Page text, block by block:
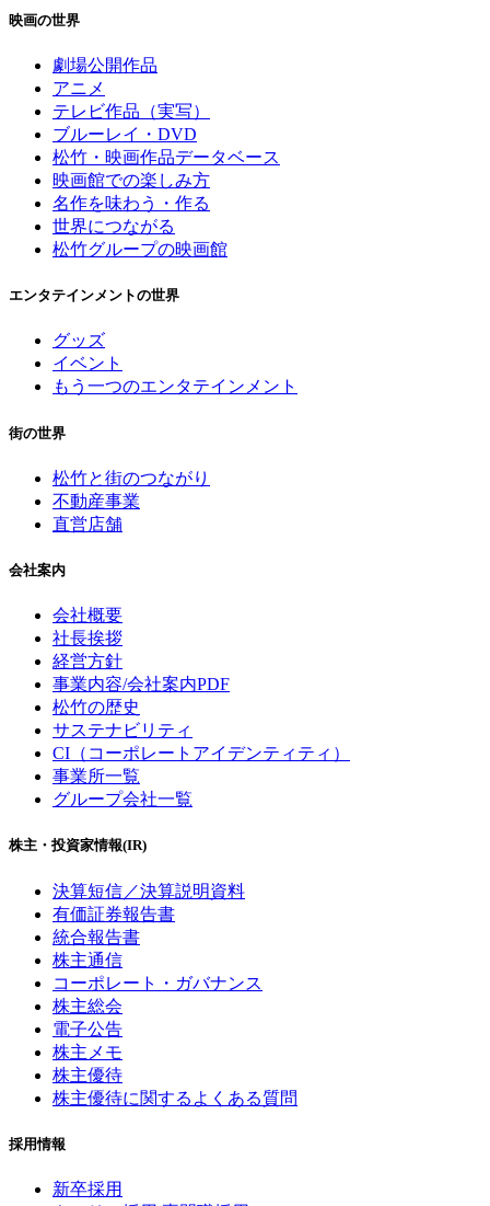
映画の世界
劇場公開作品
アニメ
テレビ作品（実写）
ブルーレイ・DVD
松竹・映画作品データベース
映画館での楽しみ方
名作を味わう・作る
世界につながる
松竹グループの映画館
エンタテインメントの世界
グッズ
イベント
もう一つのエンタテインメント
街の世界
松竹と街のつながり
不動産事業
直営店舗
会社案内
会社概要
社長挨拶
経営方針
事業内容/会社案内PDF
松竹の歴史
サステナビリティ
CI（コーポレートアイデンティティ）
事業所一覧
グループ会社一覧
株主・投資家情報(IR)
決算短信／決算説明資料
有価証券報告書
統合報告書
株主通信
コーポレート・ガバナンス
株主総会
電子公告
株主メモ
株主優待
株主優待に関するよくある質問
採用情報
新卒採用